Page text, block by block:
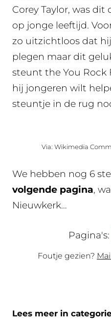
Corey Taylor, was
op jonge leeftijd.
zo uitzichtloos dat
plegen maar dit
steunt the You
hij jongeren wilt
steuntje in de rug
Via: Wikimedia
We hebben nog 6
volgende pagina,
Nieuwkerk…
Pagina's:
Foutje gezien?
Lees meer in